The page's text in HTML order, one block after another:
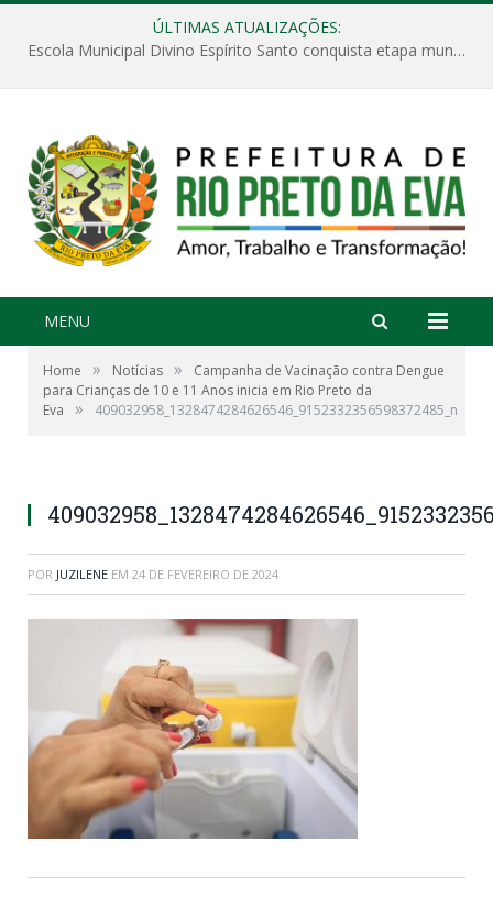
ÚLTIMAS ATUALIZAÇÕES:
Escola Municipal Divino Espírito Santo conquista etapa municipal da V Feira Amazonense de Matemática
MENU
Home » Notícias »
Campanha de Vacinação contra Dengue
para Crianças de 10 e 11 Anos inicia em Rio Preto da
Eva
» 409032958_1328474284626546_9152332356598372485_n
POR JUZILENE EM 24 DE FEVEREIRO DE 2024